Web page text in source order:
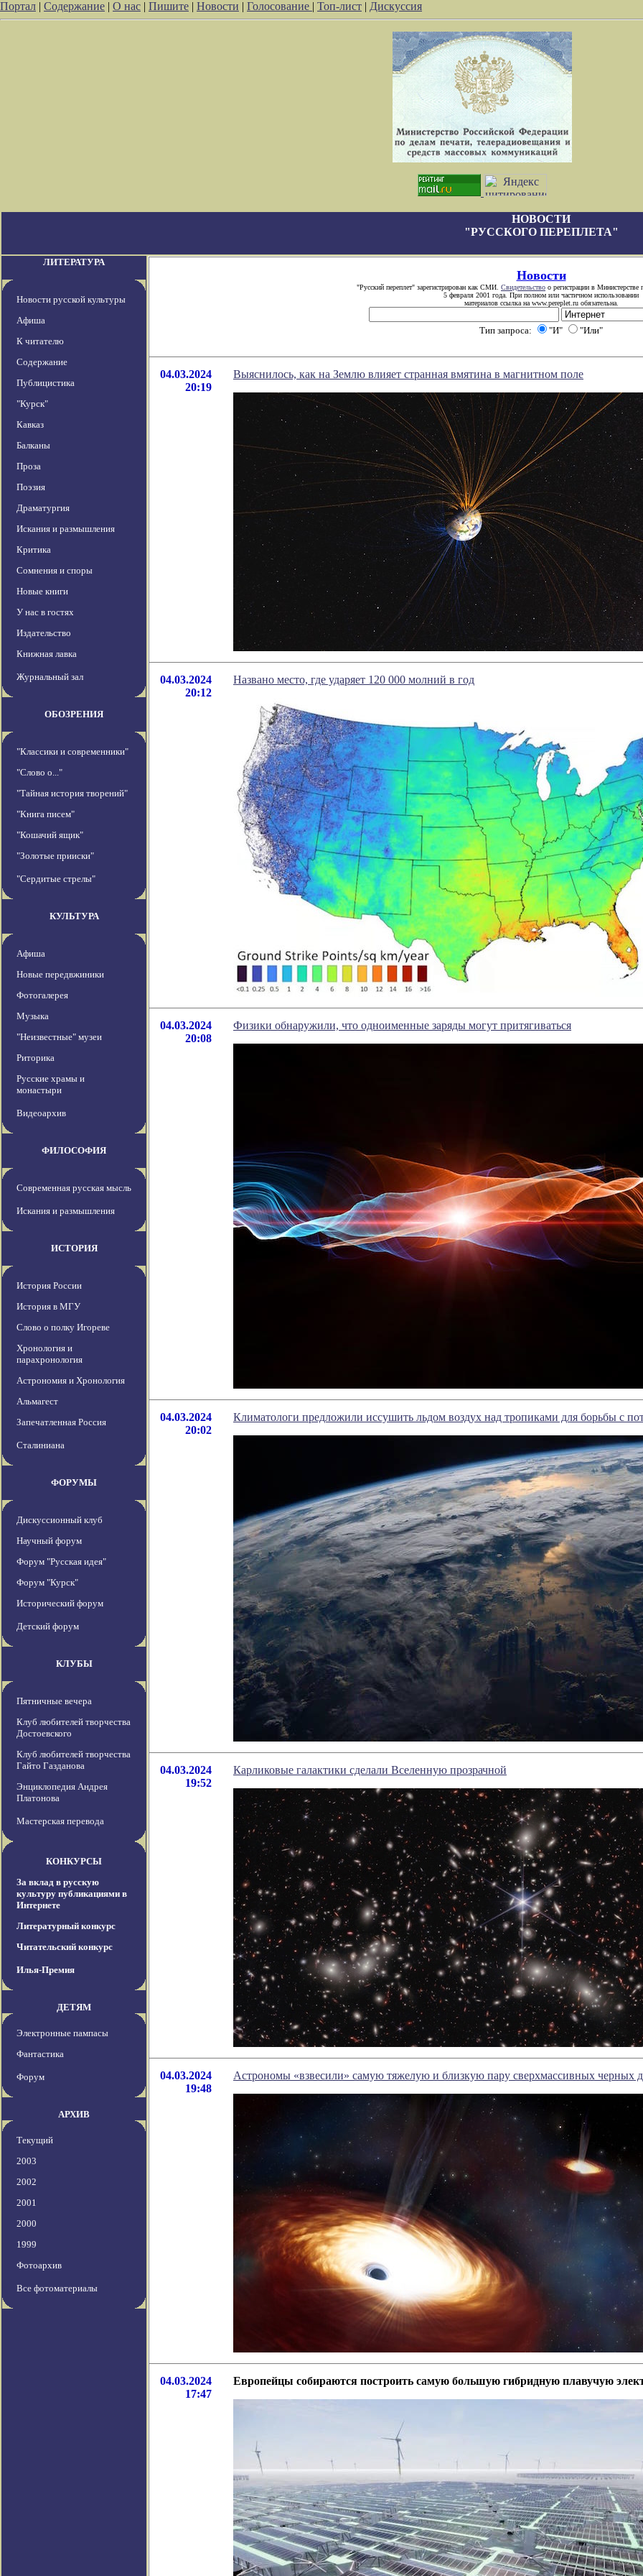
Портал | Содержание | О нас | Пишите | Новости | Голосование | Топ-лист | Дискуссия
НОВОСТИ
"РУССКОГО ПЕРЕПЛЕТА"
ЛИТЕРАТУРА
Новости русской культуры
Афиша
К читателю
Содержание
Публицистика
"Курск"
Кавказ
Балканы
Проза
Поэзия
Драматургия
Искания и размышления
Критика
Сомнения и споры
Новые книги
У нас в гостях
Издательство
Книжная лавка
Журнальный зал
ОБОЗРЕНИЯ
"Классики и современники"
"Слово о..."
"Тайная история творений"
"Книга писем"
"Кошачий ящик"
"Золотые прииски"
"Сердитые стрелы"
КУЛЬТУРА
Афиша
Новые передвжиники
Фотогалерея
Музыка
"Неизвестные" музеи
Риторика
Русские храмы и
монастыри
Видеоархив
ФИЛОСОФИЯ
Современная русская мысль
Искания и размышления
ИСТОРИЯ
История России
История в МГУ
Слово о полку Игореве
Хронология и
парахронология
Астрономия и Хронология
Альмагест
Запечатленная Россия
Сталиниана
ФОРУМЫ
Дискуссионный клуб
Научный форум
Форум "Русская идея"
Форум "Курск"
Исторический форум
Детский форум
КЛУБЫ
Пятничные вечера
Клуб любителей творчества
Достоевского
Клуб любителей творчества
Гайто Газданова
Энциклопедия Андрея
Платонова
Мастерская перевода
КОНКУРСЫ
За вклад в русскую
культуру публикациями в
Интернете
Литературный конкурс
Читательский конкурс
Илья-Премия
ДЕТЯМ
Электронные пампасы
Фантастика
Форум
АРХИВ
Текущий
2003
2002
2001
2000
1999
Фотоархив
Все фотоматериалы
Новости
"Русский переплет" зарегистрирован как СМИ. Свидетельство о регистрации в
5 февраля 2001 года. При полном или частичном использовании
материалов ссылка на www.pereplet.ru обязательна.
Тип запроса: "И" "Или"
04.03.2024
20:19
Выяснилось, как на Землю влияет странная вмятина в магнитном поле
04.03.2024
20:12
Названо место, где ударяет 120 000 молний в год
04.03.2024
20:08
Физики обнаружили, что одноименные заряды могут притягиваться
04.03.2024
20:02
Климатологи предложили иссушить льдом воздух над тропиками для борьбы с
04.03.2024
19:52
Карликовые галактики сделали Вселенную прозрачной
04.03.2024
19:48
Астрономы «взвесили» самую тяжелую и близкую пару сверхмассивных черных
04.03.2024
17:47
Европейцы собираются построить самую большую гибридную плавучую